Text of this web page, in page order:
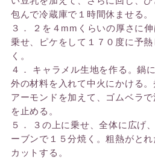
包んで冷蔵庫で１時間休ませる。
３． ２を４mmくらいの厚さに
乗せ、ピケをして１７０度に予
く。
４． キャラメル生地を作る。鍋
外の材料を入れて中火にかける
アーモンドを加えて、ゴムベラ
を止める。
５． ３の上に乗せ、全体に広げ
ーブンで１５分焼く。粗熱がと
カットする。